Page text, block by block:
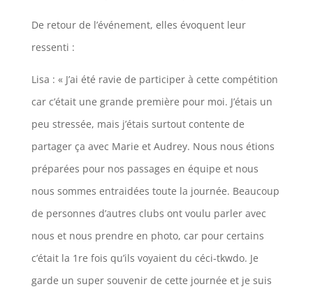
De retour de l’événement, elles évoquent leur
ressenti :
Lisa : « J’ai été ravie de participer à cette compétition
car c’était une grande première pour moi. J’étais un
peu stressée, mais j’étais surtout contente de
partager ça avec Marie et Audrey. Nous nous étions
préparées pour nos passages en équipe et nous
nous sommes entraidées toute la journée. Beaucoup
de personnes d’autres clubs ont voulu parler avec
nous et nous prendre en photo, car pour certains
c’était la 1re fois qu’ils voyaient du céci-tkwdo. Je
garde un super souvenir de cette journée et je suis